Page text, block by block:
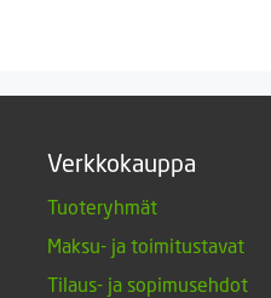
Verkkokauppa
Tuoteryhmät
Maksu- ja toimitustavat
Tilaus- ja sopimusehdot